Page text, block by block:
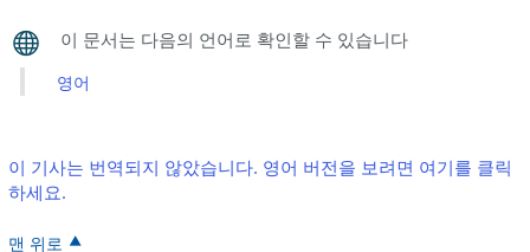
영어
이 기사는 번역되지 않았습니다. 영어 버전을 보려면 여기를 클릭
하세요.
맨 위로